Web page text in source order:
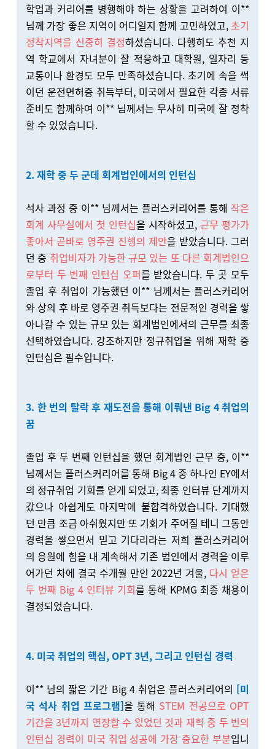
학업과 커리어를 병행해야 하는 상황을 고려하여 이**
님께 가장 좋은 지역이 어디일지 함께 고민하였고,초기
정착지역을 신중히 결정하셨습니다. 다행히도 추천 지
역 학교에서 자녀분이 잘 적응하고 대학원, 일자리 등
교통이나 환경도 모두 만족하셨습니다. 초기에 속을 썩
이던 운전면허증 취득부터, 미국에서 필요한 각종 서류
준비도 함께하여 이** 님께서는 무사히 미국에 잘 정착
할 수 있었습니다.
2. 재학 중 두 군데 회계법인에서의 인턴십
석사 과정 중 이** 님께서는 플러스커리어를 통해 작은
회계 사무실에서 첫 인턴십을 시작하셨고, 근무 평가가
좋아서 곧바로 영주권 진행의 제안을 받았습니다. 그러
던 중 취업비자가 가능한 규모 있는 또 다른 회계법인으
로부터 두 번째 인턴십 오퍼를 받았습니다. 두 곳 모두
졸업 후 취업이 가능했던 이** 님께서는 플러스커리어
와 상의 후 바로 영주권 취득보다는 전문적인 경력을 쌓
아나갈 수 있는 규모 있는 회계법인에서의 근무를 최종
선택하였습니다. 강조하지만 정규취업을 위해 재학 중
인턴십은 필수입니다.
3. 한 번의 탈락 후 재도전을 통해 이뤄낸 Big 4 취업의
꿈
졸업 후 두 번째 인턴십을 했던 회계법인 근무 중, 이**
님께서는 플러스커리어를 통해 Big 4 중 하나인 EY에서
의 정규취업 기회를 얻게 되었고, 최종 인터뷰 단계까지
갔으나 아쉽게도 마지막에 불합격하였습니다. 기대했
던 만큼 조금 아쉬웠지만 또 기회가 주어질 테니 그동안
경력을 쌓으면서 믿고 기다리라는 저희 플러스커리어
의 응원에 힘을 내 계속해서 기존 법인에서 경력을 이루
어가던 차에 결국 수개월 만인 2022년 겨울, 다시 얻은
두 번째 Big 4 인터뷰 기회를 통해 KPMG 최종 채용이
결정되었습니다.
4. 미국 취업의 핵심, OPT 3년, 그리고 인턴십 경력
이** 님의 짧은 기간 Big 4 취업은 플러스커리어의 [미
국 석사 취업 프로그램]을 통해 STEM 전공으로 OPT
기간을 3년까지 연장할 수 있었던 것과 재학 중 두 번의
인턴십 경력이 미국 취업 성공에 가장 중요한 부분입니